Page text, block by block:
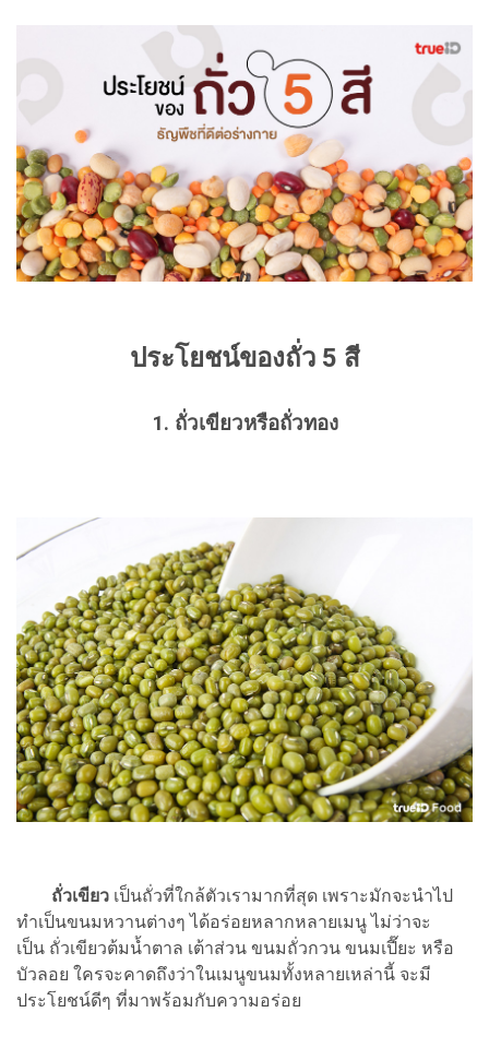
ประโยชน์ของถั่ว 5 สี
1. ถั่วเขียวหรือถั่วทอง
ถั่วเขียว เป็นถั่วที่ใกล้ตัวเรามากที่สุด เพราะมักจะนำไป
ทำเป็นขนมหวานต่างๆ ได้อร่อยหลากหลายเมนู ไม่ว่าจะ
เป็น ถั่วเขียวต้มน้ำตาล เต้าส่วน ขนมถั่วกวน ขนมเปี๊ยะ หรือ
บัวลอย ใครจะคาดถึงว่าในเมนูขนมทั้งหลายเหล่านี้ จะมี
ประโยชน์ดีๆ ที่มาพร้อมกับความอร่อย